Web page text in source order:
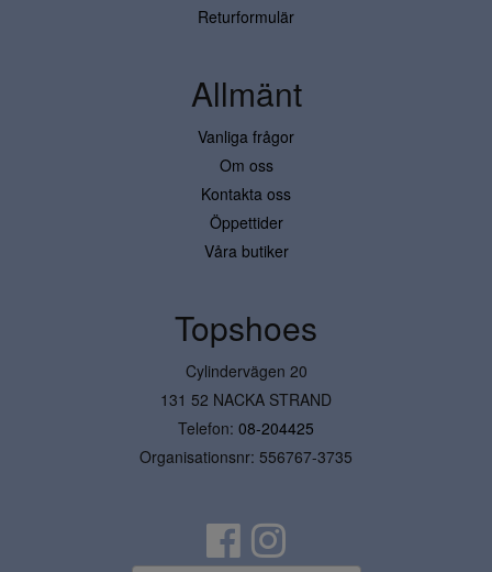
Returformulär
Allmänt
Vanliga frågor
Om oss
Kontakta oss
Öppettider
Våra butiker
Topshoes
Cylindervägen 20
131 52 NACKA STRAND
Telefon: 08-204425
Organisationsnr: 556767-3735